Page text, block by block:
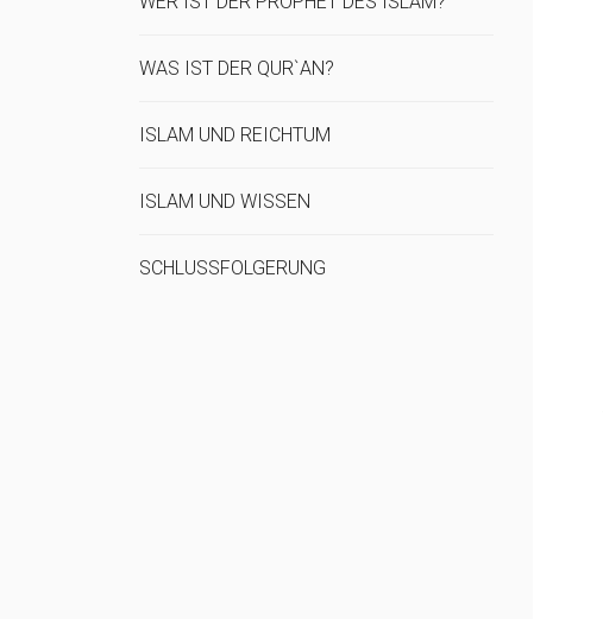
WAS IST DER QUR`AN?
ISLAM UND REICHTUM
ISLAM UND WISSEN
SCHLUSSFOLGERUNG